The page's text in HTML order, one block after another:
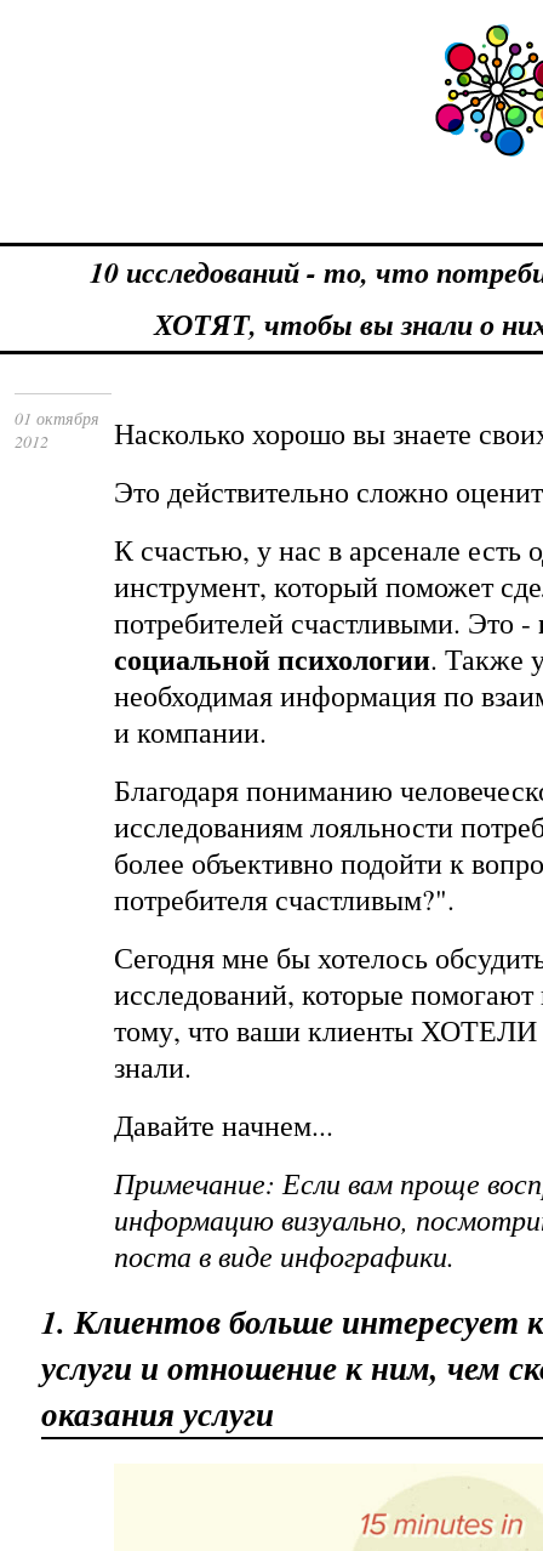
10 исследований - то, что
ХОТЯТ, чтобы вы знали о
01 октября
2012
Насколько хорошо вы знаете
Это действительно сложно
К счастью, у нас в арсенале есть
инструмент, который поможет
потребителей счастливыми. Это -
социальной психологии. Также
необходимая информация по
и компании.
Благодаря пониманию
исследованиям лояльности
более объективно подойти к
потребителя счастливым?".
Сегодня мне бы хотелось
исследований, которые помогают
тому, что ваши клиенты
знали.
Давайте начнем...
Примечание: Если вам проще
информацию визуально,
поста в виде инфографики.
1. Клиентов больше интересует
услуги и отношение к ним, чем
оказания услуги